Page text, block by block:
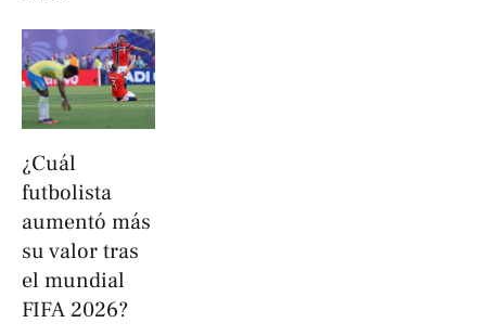
¿Cuál
futbolista
aumentó más
su valor tras
el mundial
FIFA 2026?